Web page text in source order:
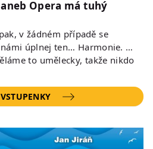
Opera má tuhý
v žádném případě se
námi úplnej ten… Harmonie. …
to umělecky, takže nikdo